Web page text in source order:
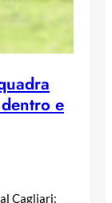
e
Cagliari: